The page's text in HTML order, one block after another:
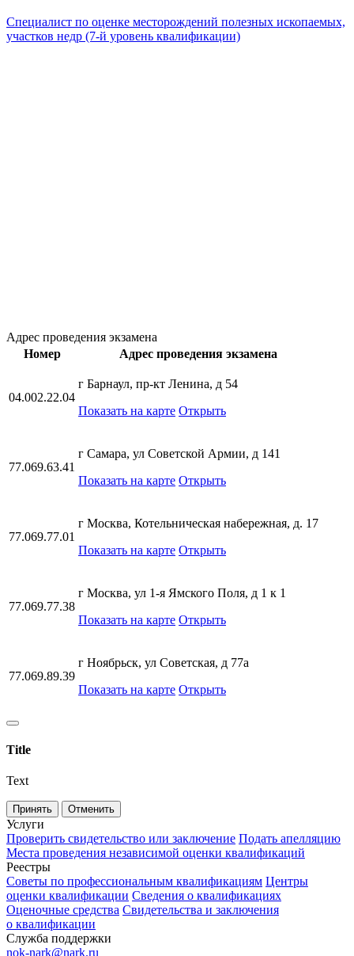
Специалист по оценке месторождений полезных ископаемых,
участков недр (7-й уровень квалификации)
Адрес проведения экзамена
Номер
Адрес проведения экзамена
04.002.22.04
г Барнаул, пр-кт Ленина, д 54
Показать на карте Открыть
77.069.63.41
г Самара, ул Советской Армии, д 141
Показать на карте Открыть
77.069.77.01
г Москва, Котельническая набережная, д. 17
Показать на карте Открыть
77.069.77.38
г Москва, ул 1-я Ямского Поля, д 1 к 1
Показать на карте Открыть
77.069.89.39
г Ноябрьск, ул Советская, д 77а
Показать на карте Открыть
Title
Text
Принять Отменить
Услуги
Проверить свидетельство или заключение Подать апелляцию
Места проведения независимой оценки квалификаций
Реестры
Советы по профессиональным квалификациям Центры
оценки квалификации Сведения о квалификациях
Оценочные средства Свидетельства и заключения
о квалификации
Служба поддержки
nok-nark@nark.ru